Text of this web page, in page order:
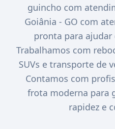
guincho com
Goiânia - GO com
pronta para ajudar
Trabalhamos com
SUVs e transporte de
Contamos com
frota moderna para
rapidez e